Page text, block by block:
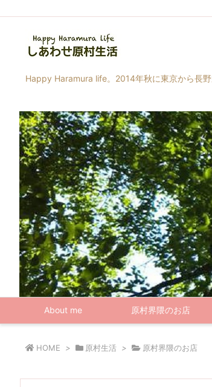
Happy Haramura life。2014年秋に東京から長
About me 原村界隈のお店
HOME > 原村生活 > 原村界隈のお店